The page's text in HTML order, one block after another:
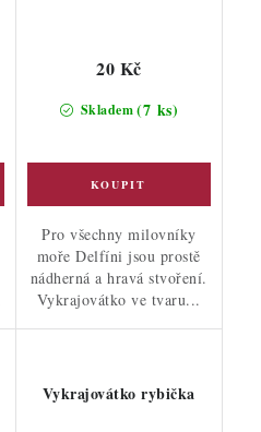
Skladem(7 ks)
20 Kč
Pro všechny milovníky
moře Delfíni jsou prostě
nádherná a hravá stvoření.
Vykrajovátko ve tvaru...
Vykrajovátko rybička